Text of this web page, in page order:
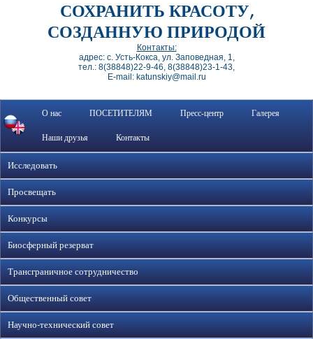
СОХРАНИТЬ КРАСОТУ,
СОЗДАННУЮ ПРИРОДОЙ
Контакты:
адрес: с. Усть-Кокса, ул. Заповедная, 1,
тел.: 8(38848)22-9-46, 8(38848)23-1-43,
E-mail: katunskiy@mail.ru
О нас ПОСЕТИТЕЛЯМ Пресс-центр Галерея
Наши друзья Контакты
Исследовать
Просвещать
Конкурсы
Биосферный резерват
Трансграничное сотрудничество
Общественный совет
Научно-технический совет